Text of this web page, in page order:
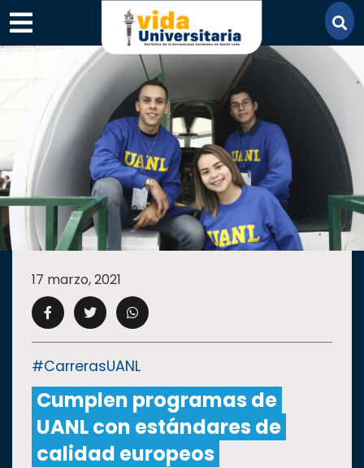
×
SECCIONES
ACADEMIA
CAMPUS UANL
CULTURA
DEPORTES
17 marzo, 2021
#CarrerasUANL
Cumplen programas de
UANL con estándares de
calidad europeos